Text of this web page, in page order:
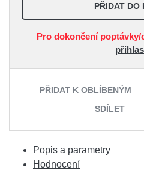
PŘIDAT DO
Pro dokončení
PŘIDAT K OBLÍBENÝM
SDÍLET
Popis a parametry
Hodnocení